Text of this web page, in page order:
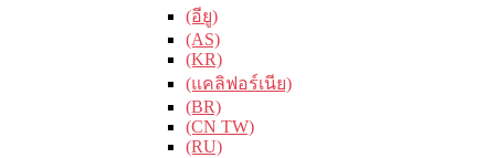
(อียู)
(AS)
(KR)
(แคลิฟอร์เนีย)
(BR)
(CN TW)
(RU)